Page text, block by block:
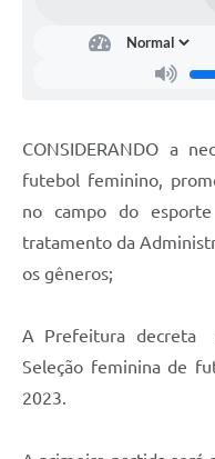
Serviços Online
Jornal
Agenda
Contato
CONSIDERANDO a
futebol feminino,
no campo do
tratamento da
os gêneros;
A Prefeitura decreta
Seleção feminina de
2023.